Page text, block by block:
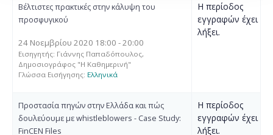
Βέλτιστες πρακτικές στην κάλυψη του
προσφυγικού
24 Νοεμβρίου 2020 18:00 - 20:00
Εισηγητής: Γιάννης Παπαδόπουλος,
Δημοσιογράφος "Η Καθημερινή"
Γλώσσα Εισήγησης: Ελληνικά
Η περίοδος
εγγραφών έχει
λήξει.
Προστασία πηγών στην Ελλάδα και πώς
δουλεύουμε με whistleblowers - Case Study:
FinCEN Files
Η περίοδος
εγγραφών έχει
λήξει.